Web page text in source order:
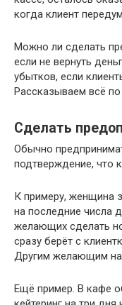
когда клиент
Можно ли сделать
если не вернуть
убытков, если
Рассказываем всё
Сделать
Обычно
подтверждение, что
К примеру, женщина
на последние числа
желающих сделать
сразу берёт с
Другим желающим на
Ещё пример. В кафе